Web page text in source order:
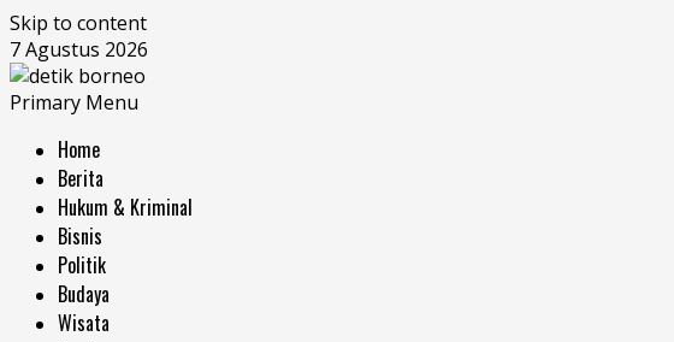
Skip to content
7 Agustus 2026
Primary Menu
Home
Berita
Hukum & Kriminal
Bisnis
Politik
Budaya
Wisata